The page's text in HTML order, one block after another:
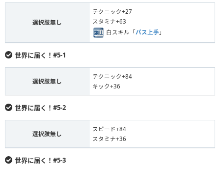
選択肢無し
テクニック+27
スタミナ+63
白スキル「パス上手 」
世界に届く！#5-1
選択肢無し
テクニック+84
キック+36
世界に届く！#5-2
選択肢無し
スピード+84
スタミナ+36
世界に届く！#5-3